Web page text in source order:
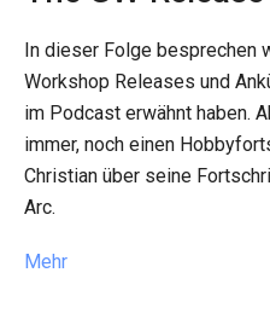
In dieser Folge besprechen
Workshop Releases und
im Podcast erwähnt haben.
immer, noch einen
Christian über seine
Arc.
Mehr